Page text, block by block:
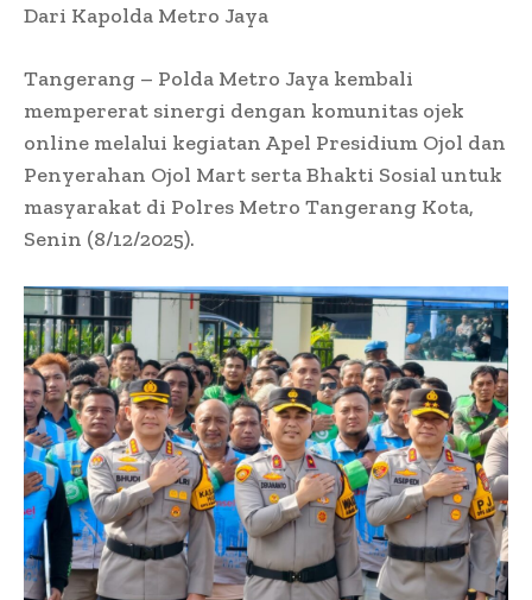
Dari Kapolda Metro Jaya
Tangerang – Polda Metro Jaya kembali
mempererat sinergi dengan komunitas ojek
online melalui kegiatan Apel Presidium Ojol dan
Penyerahan Ojol Mart serta Bhakti Sosial untuk
masyarakat di Polres Metro Tangerang Kota,
Senin (8/12/2025).